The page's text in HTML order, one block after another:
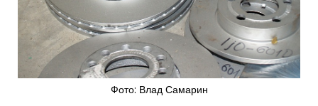
Фото: Влад Самарин